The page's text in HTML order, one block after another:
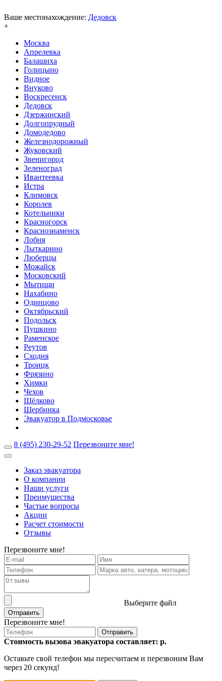
Ваше местонахождение: Дедовск
+
Москва
Апрелевка
Балашиха
Голицыно
Видное
Внуково
Воскресенск
Дедовск
Дзержинский
Долгопрудный
Домодедово
Железнодорожный
Жуковский
Звенигород
Зеленоград
Ивантеевка
Истра
Климовск
Королев
Котельники
Красногорск
Краснознаменск
Лобня
Лыткарино
Люберцы
Можайск
Московский
Мытищи
Нахабино
Одинцово
Октябрьский
Подольск
Пушкино
Раменское
Реутов
Сходня
Троицк
Фрязино
Химки
Чехов
Щёлково
Щербинка
Эвакуатор в Подмосковье
8 (495) 230-29-52 Перезвоните мне!
Заказ эвакуатора
О компании
Наши услуги
Преимущества
Частые вопросы
Акции
Расчет стоимости
Отзывы
Перезвоните мне!
Выберите файл
Отправить
Перезвоните мне!
Отправить
Стоимость вызова эвакуатора составляет: р.
Оставьте свой телефон мы пересчитаем и перезвоним Вам
через 20 секунд!